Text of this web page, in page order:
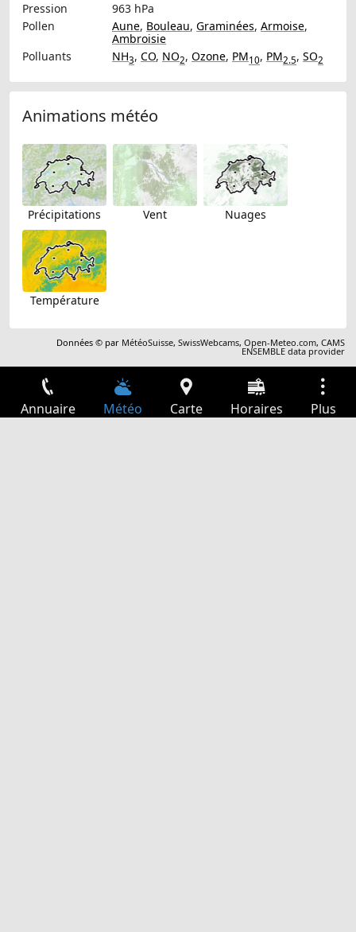
Pression
963 hPa
Pollen
Aune, Bouleau, Graminées, Armoise,
Ambroisie
Polluants
NH3, CO, NO2, Ozone, PM10, PM2.5, SO2
Animations météo
Précipitations Vent Nuages
Température
Données © par MétéoSuisse,SwissWebcams,Open-Meteo.com,CAMS
ENSEMBLE data provider
Annuaire Météo Carte Horaires Plus